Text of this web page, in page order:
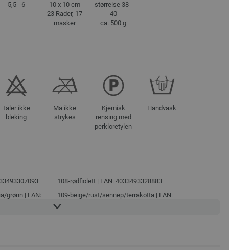
5,5 - 6
10 x 10 cm
23 Rader, 17
masker
størrelse 38 -
40
ca. 500 g
Tåler ikke
bleking
Må ikke
strykes
Kjemisk
rensing med
perkloretylen
Håndvask
grønn | EAN:
108-rødfiolett | EAN: 4033493328883
109-beige/rust/sennep/terrakotta | EAN:
4033493328890